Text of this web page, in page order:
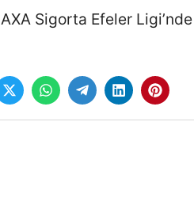
AXA Sigorta Efeler